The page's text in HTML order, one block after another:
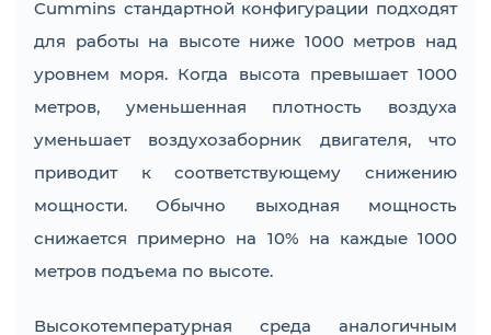
Cummins стандартной конфигурации подходят
для работы на высоте ниже 1000 метров над
уровнем моря. Когда высота превышает 1000
метров, уменьшенная плотность воздуха
уменьшает воздухозаборник двигателя, что
приводит к соответствующему снижению
мощности. Обычно выходная мощность
снижается примерно на 10% на каждые 1000
метров подъема по высоте.
Высокотемпературная среда аналогичным